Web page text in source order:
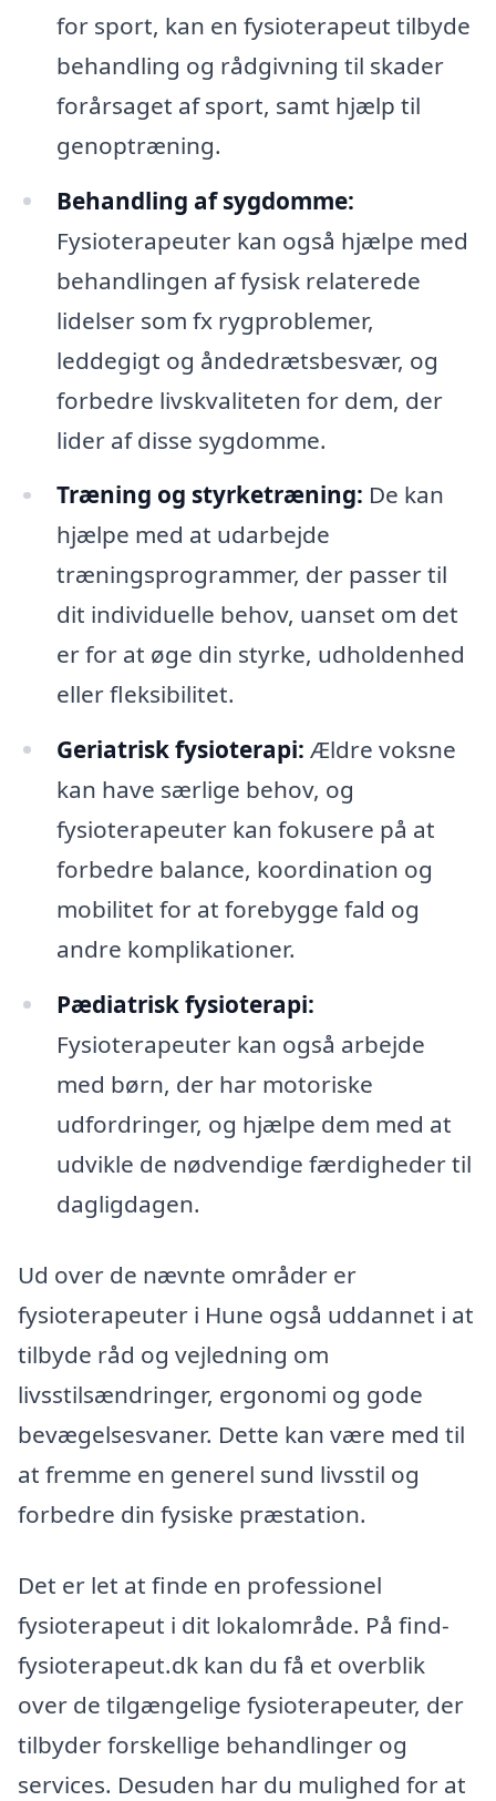
for sport, kan en fysioterapeut tilbyde
behandling og rådgivning til skader
forårsaget af sport, samt hjælp til
genoptræning.
Behandling af sygdomme:
Fysioterapeuter kan også hjælpe med
behandlingen af fysisk relaterede
lidelser som fx rygproblemer,
leddegigt og åndedrætsbesvær, og
forbedre livskvaliteten for dem, der
lider af disse sygdomme.
Træning og styrketræning: De kan
hjælpe med at udarbejde
træningsprogrammer, der passer til
dit individuelle behov, uanset om det
er for at øge din styrke, udholdenhed
eller fleksibilitet.
Geriatrisk fysioterapi: Ældre voksne
kan have særlige behov, og
fysioterapeuter kan fokusere på at
forbedre balance, koordination og
mobilitet for at forebygge fald og
andre komplikationer.
Pædiatrisk fysioterapi:
Fysioterapeuter kan også arbejde
med børn, der har motoriske
udfordringer, og hjælpe dem med at
udvikle de nødvendige færdigheder til
dagligdagen.
Ud over de nævnte områder er
fysioterapeuter i Hune også uddannet i at
tilbyde råd og vejledning om
livsstilsændringer, ergonomi og gode
bevægelsesvaner. Dette kan være med til
at fremme en generel sund livsstil og
forbedre din fysiske præstation.
Det er let at finde en professionel
fysioterapeut i dit lokalområde. På find-
fysioterapeut.dk kan du få et overblik
over de tilgængelige fysioterapeuter, der
tilbyder forskellige behandlinger og
services. Desuden har du mulighed for at